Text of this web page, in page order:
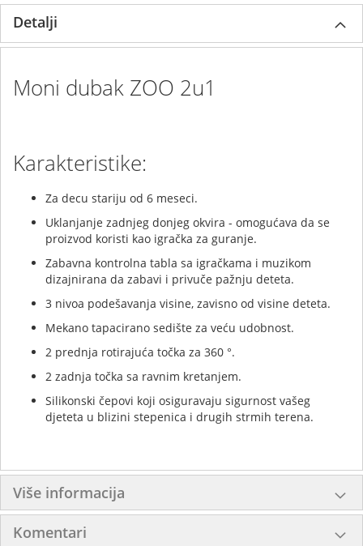
Detalji
Moni dubak ZOO 2u1
Karakteristike:
Za decu stariju od 6 meseci.
Uklanjanje zadnjeg donjeg okvira - omogućava da se
proizvod koristi kao igračka za guranje.
Zabavna kontrolna tabla sa igračkama i muzikom
dizajnirana da zabavi i privuče pažnju deteta.
3 nivoa podešavanja visine, zavisno od visine deteta.
Mekano tapacirano sedište za veću udobnost.
2 prednja rotirajuća točka za 360 °.
2 zadnja točka sa ravnim kretanjem.
Silikonski čepovi koji osiguravaju sigurnost vašeg
djeteta u blizini stepenica i drugih strmih terena.
Više informacija
Komentari